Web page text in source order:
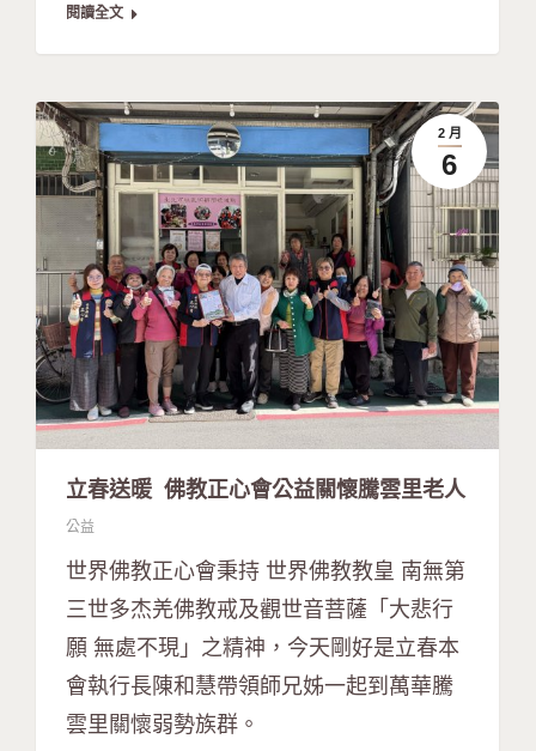
閱讀全文
2 月
6
立春送暖 佛教正心會公益關懷騰雲里老人
公益
世界佛教正心會秉持 世界佛教教皇 南無第
三世多杰羌佛教戒及觀世音菩薩「大悲行
願 無處不現」之精神，今天剛好是立春本
會執行長陳和慧帶領師兄姊一起到萬華騰
雲里關懷弱勢族群。